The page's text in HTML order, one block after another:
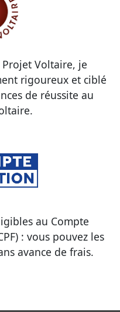
Voltaire, je
rigoureux et ciblé
de réussite au
au Compte
: vous pouvez les
avance de frais.